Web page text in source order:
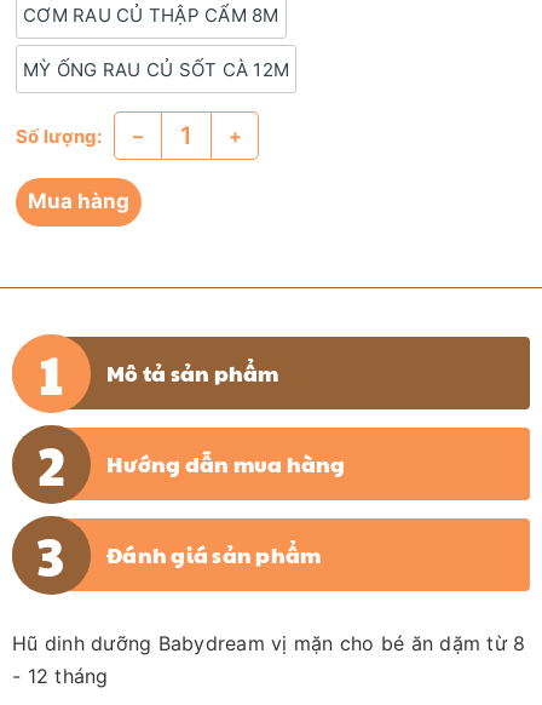
CƠM RAU CỦ THẬP CẨM 8M
MỲ ỐNG RAU CỦ SỐT CÀ 12M
Số lượng: – +
Mua hàng
Mô tả sản phẩm
Hướng dẫn mua hàng
Đánh giá sản phẩm
Hũ dinh dưỡng Babydream vị mặn cho bé ăn dặm từ 8
- 12 tháng